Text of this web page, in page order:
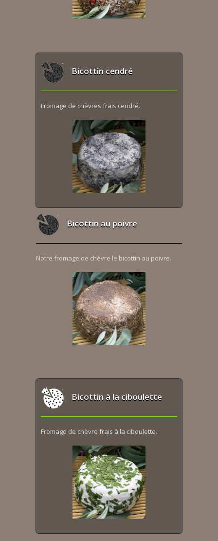
Bicottin cendré
Fromage de chèvres frais cendré.
Bicottin au poivre
Notre fromage de chèvre le bicottin au poivre.
Bicottin à la ciboulette
Fromage de chèvre frais à la ciboulette.